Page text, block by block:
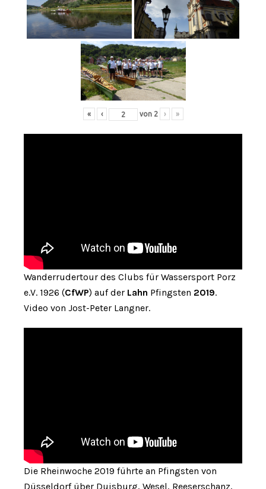
« ‹ von 2 › »
Wanderrudertour des Clubs für Wassersport Porz
e.V. 1926 (CfWP) auf der Lahn Pfingsten 2019.
Video von Jost-Peter Langner.
Die Rheinwoche 2019 führte an Pfingsten von
Düsseldorf über Duisburg, Wesel, Reeserschanz,